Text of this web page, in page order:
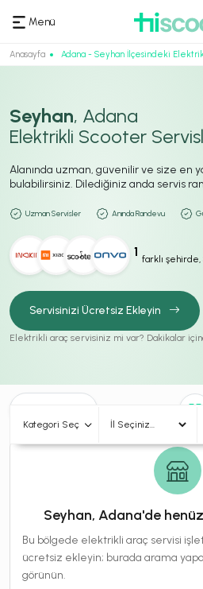
Menü
Anasayfa Adana - Seyhan İlçesindeki
Seyhan, Adana
Elektrikli Scooter
Alanında uzman, güvenilir ve size en
bulabilirsiniz. Dilediğiniz anda servis
Uzman Servisler Anında Randevu
1 farklı şehirde,
Servisinizi Ücretsiz Ekleyin
Elektrikli araç servisiniz mi var? Dakikalar
Kategori Seç
Seyhan, Adana'de
Bu bölgede elektrikli araç servisi
ücretsiz ekleyin; burada arama
görünün.